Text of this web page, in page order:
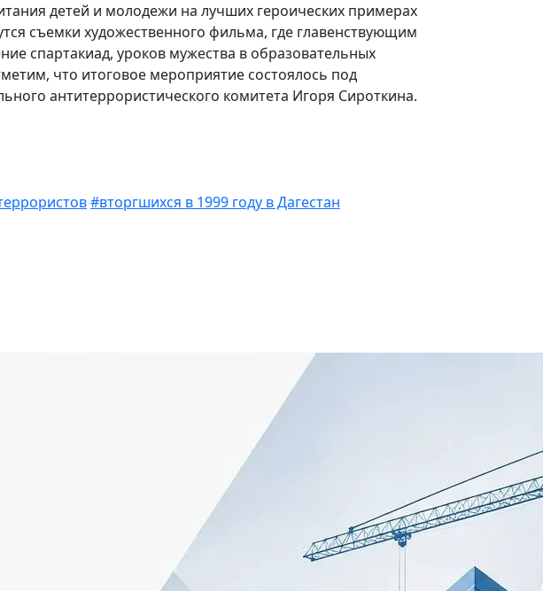
детей и молодежи на лучших героических примерах
съемки художественного фильма, где главенствующим
спартакиад, уроков мужества в образовательных
что итоговое мероприятие состоялось под
антитеррористического комитета Игоря Сироткина.
#вторгшихся в 1999 году в Дагестан